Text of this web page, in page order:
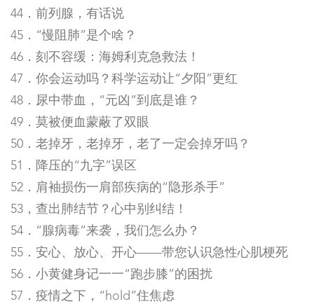
44．前列腺，有话说
45．“慢阻肺”是个啥？
46．刻不容缓：海姆利克急救法！
47．你会运动吗？科学运动让“夕阳”更红
48．尿中带血，“元凶”到底是谁？
49．莫被便血蒙蔽了双眼
50．老掉牙，老掉牙，老了一定会掉牙吗？
51．降压的“九字”误区
52．肩袖损伤一肩部疾病的“隐形杀手”
53，查出肺结节？心中别纠结！
54．“腺病毒”来袭，我们怎么办？
55．安心、放心、开心——带您认识急性心肌梗死
56．小黄健身记一一“跑步膝”的困扰
57．疫情之下，“hold”住焦虑